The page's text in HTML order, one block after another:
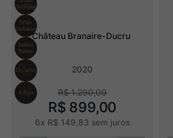
Château Branaire-Ducru
2020
R$ 1.290,00
R$ 899,00
6x R$ 149 83 sem juros